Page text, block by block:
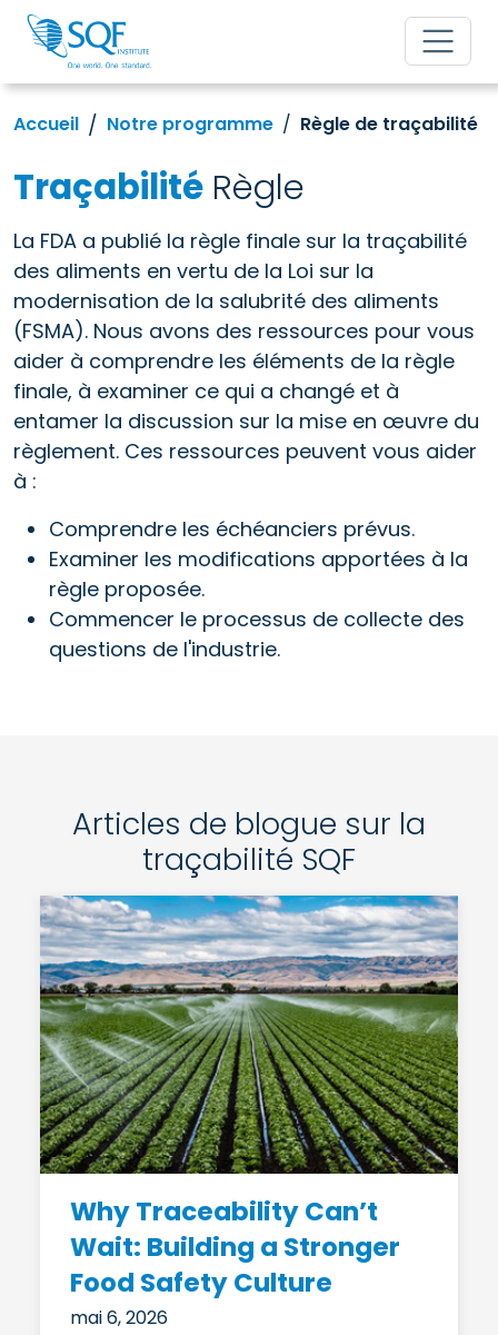
Accueil Notre programme Règle de traçabilité
Traçabilité Règle
La FDA a publié la règle finale sur la traçabilité
des aliments en vertu de la Loi sur la
modernisation de la salubrité des aliments
(FSMA). Nous avons des ressources pour vous
aider à comprendre les éléments de la règle
finale, à examiner ce qui a changé et à
entamer la discussion sur la mise en œuvre du
règlement. Ces ressources peuvent vous aider
à :
Comprendre les échéanciers prévus.
Examiner les modifications apportées à la
règle proposée.
Commencer le processus de collecte des
questions de l'industrie.
Articles de blogue sur la
traçabilité SQF
Why Traceability Can’t
Wait: Building a Stronger
Food Safety Culture
mai 6, 2026